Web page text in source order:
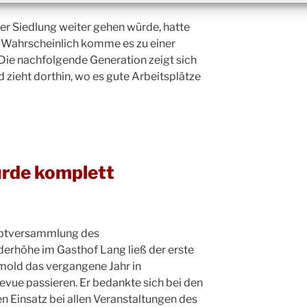
Siedlung weiter gehen würde, hatte
komme es zu einer
nachfolgende Generation zeigt sich
zieht dorthin, wo es gute Arbeitsplätze
komplett
des
im Gasthof Lang ließ der erste
das vergangene Jahr in
passieren. Er bedankte sich bei den
Einsatz bei allen Veranstaltungen des